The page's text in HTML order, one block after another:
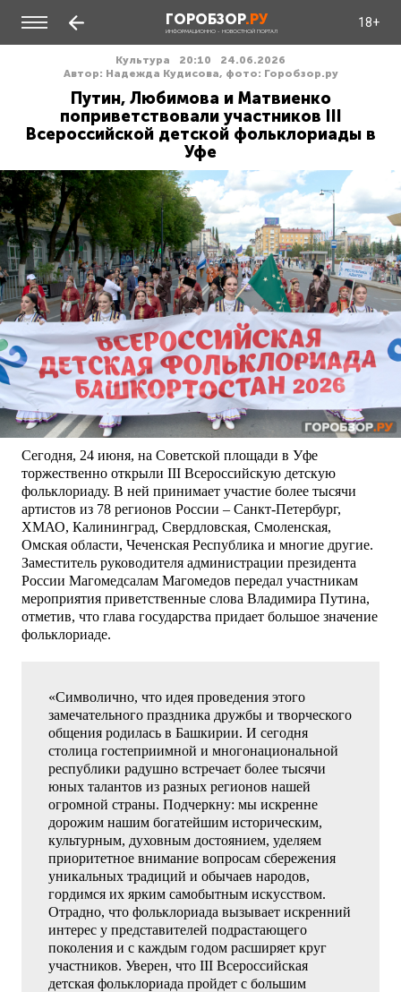
ГОРОБЗОР.РУ
ИНФОРМАЦИОННО - НОВОСТНОЙ ПОРТАЛ
18+
Культура 20:10
24.06.2026
Автор: Надежда Кудисова, фото: Горобзор.ру
Путин, Любимова и Матвиенко
поприветствовали участников III
Всероссийской детской фольклориады в
Уфе
Сегодня, 24 июня, на Советской площади в Уфе
торжественно открыли III Всероссийскую детскую
фольклориаду. В ней принимает участие более тысячи
артистов из 78 регионов России – Санкт-Петербург,
ХМАО, Калининград, Свердловская, Смоленская,
Омская области, Чеченская Республика и многие другие.
Заместитель руководителя администрации президента
России Магомедсалам Магомедов передал участникам
мероприятия приветственные слова Владимира Путина,
отметив, что глава государства придает большое значение
фольклориаде.
«Символично, что идея проведения этого
замечательного праздника дружбы и творческого
общения родилась в Башкирии. И сегодня
столица гостеприимной и многонациональной
республики радушно встречает более тысячи
юных талантов из разных регионов нашей
огромной страны. Подчеркну: мы искренне
дорожим нашим богатейшим историческим,
культурным, духовным достоянием, уделяем
приоритетное внимание вопросам сбережения
уникальных традиций и обычаев народов,
гордимся их ярким самобытным искусством.
Отрадно, что фольклориада вызывает искренний
интерес у представителей подрастающего
поколения и с каждым годом расширяет круг
участников. Уверен, что III Всероссийская
детская фольклориада пройдет с большим